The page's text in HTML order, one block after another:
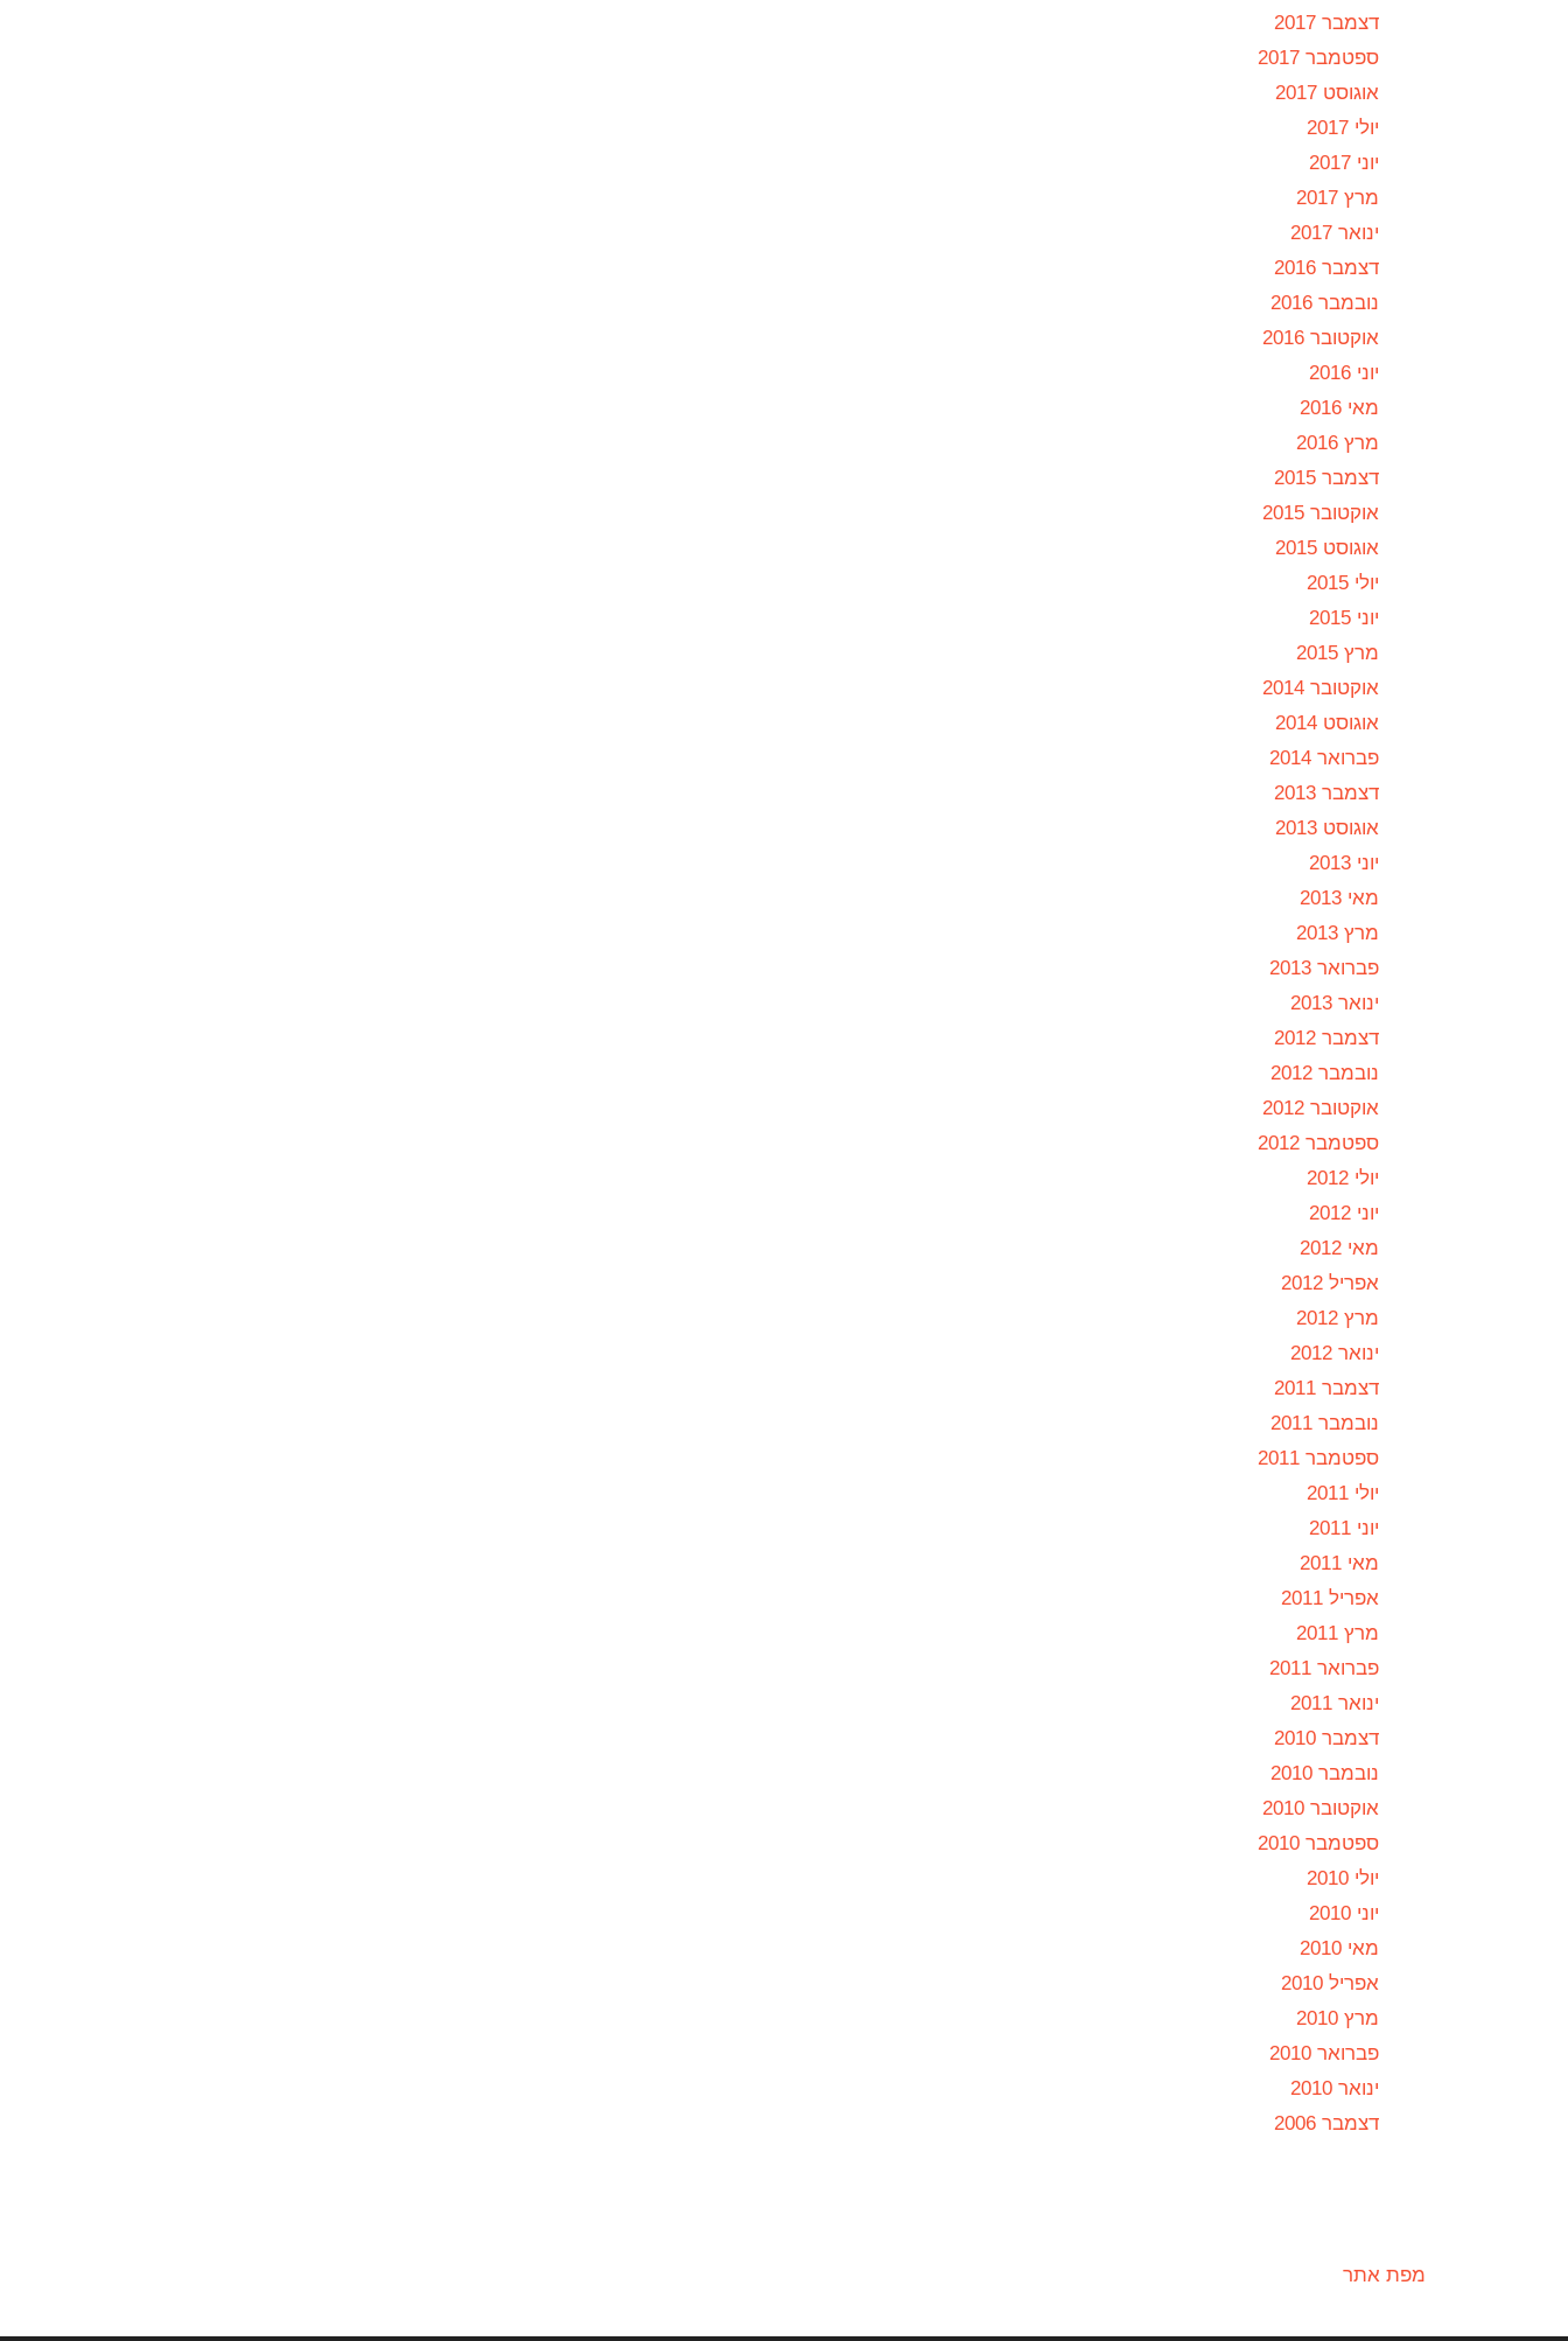
דצמבר 2017
ספטמבר 2017
אוגוסט 2017
יולי 2017
יוני 2017
מרץ 2017
ינואר 2017
דצמבר 2016
נובמבר 2016
אוקטובר 2016
יוני 2016
מאי 2016
מרץ 2016
דצמבר 2015
אוקטובר 2015
אוגוסט 2015
יולי 2015
יוני 2015
מרץ 2015
אוקטובר 2014
אוגוסט 2014
פברואר 2014
דצמבר 2013
אוגוסט 2013
יוני 2013
מאי 2013
מרץ 2013
פברואר 2013
ינואר 2013
דצמבר 2012
נובמבר 2012
אוקטובר 2012
ספטמבר 2012
יולי 2012
יוני 2012
מאי 2012
אפריל 2012
מרץ 2012
ינואר 2012
דצמבר 2011
נובמבר 2011
ספטמבר 2011
יולי 2011
יוני 2011
מאי 2011
אפריל 2011
מרץ 2011
פברואר 2011
ינואר 2011
דצמבר 2010
נובמבר 2010
אוקטובר 2010
ספטמבר 2010
יולי 2010
יוני 2010
מאי 2010
אפריל 2010
מרץ 2010
פברואר 2010
ינואר 2010
דצמבר 2006
מפת אתר